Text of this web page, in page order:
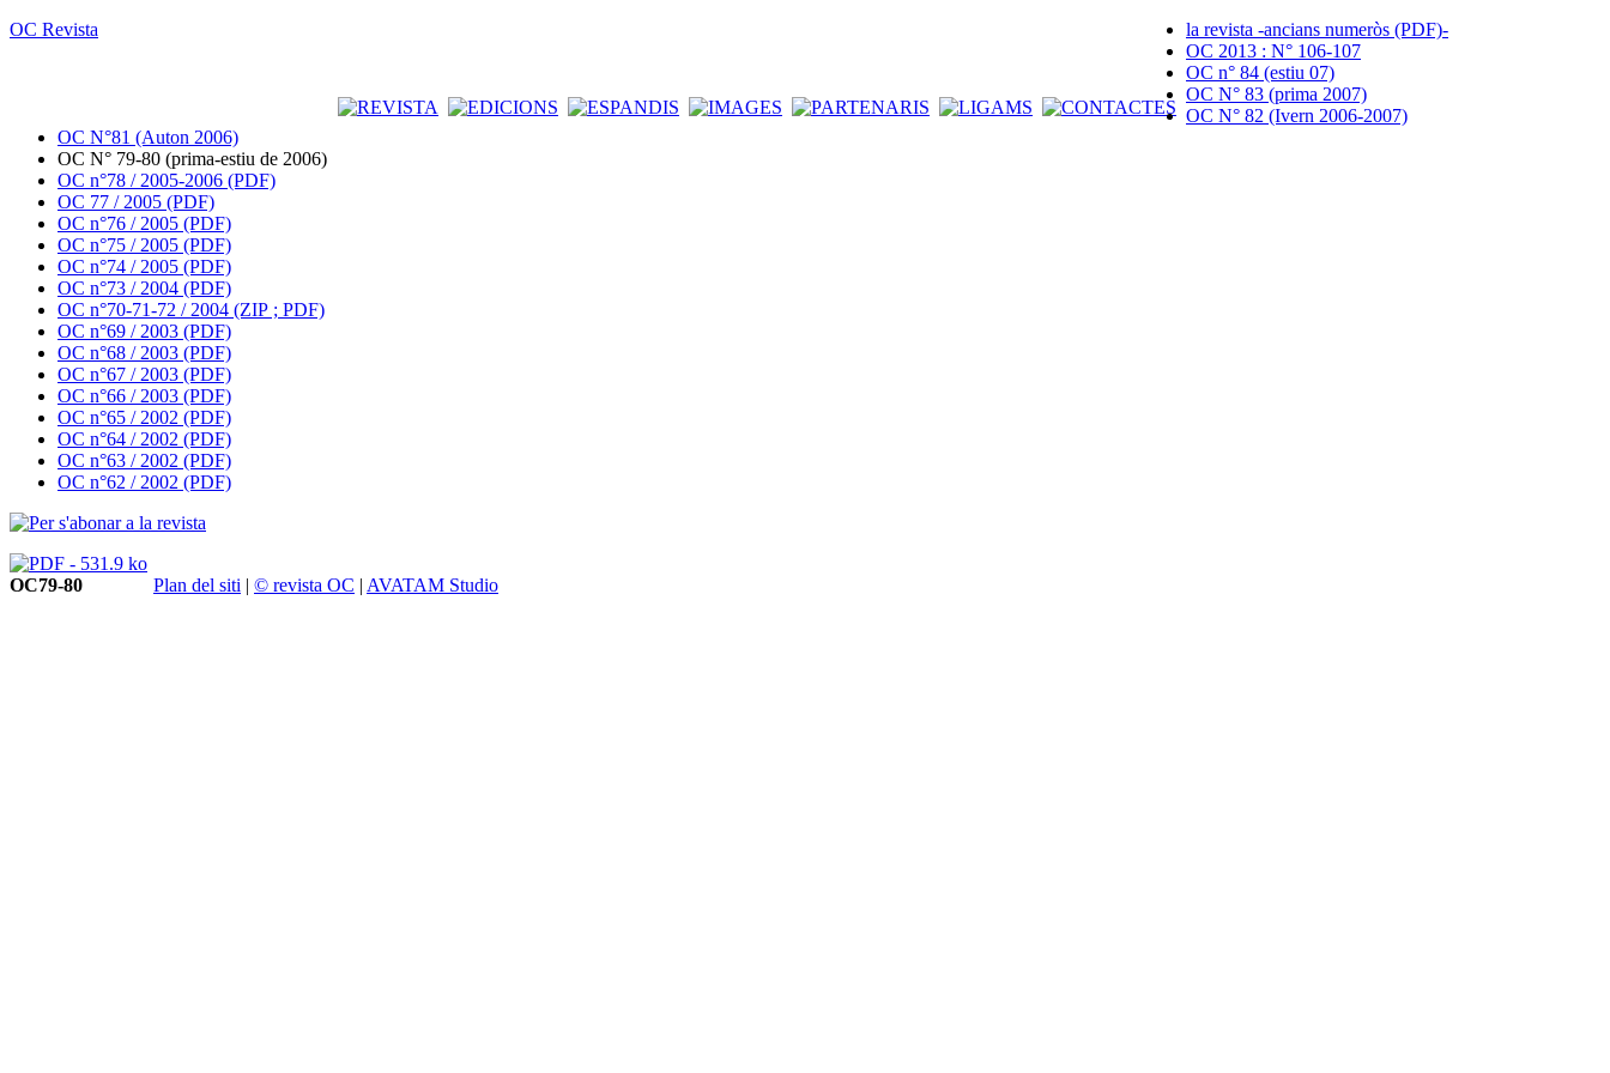
OC Revista
la revista -ancians numeròs (PDF)-
OC 2013 : N° 106-107
OC n° 84 (estiu 07)
OC N° 83 (prima 2007)
OC N° 82 (Ivern 2006-2007)
OC N°81 (Auton 2006)
OC N° 79-80 (prima-estiu de 2006)
OC n°78 / 2005-2006 (PDF)
OC 77 / 2005 (PDF)
OC n°76 / 2005 (PDF)
OC n°75 / 2005 (PDF)
OC n°74 / 2005 (PDF)
OC n°73 / 2004 (PDF)
OC n°70-71-72 / 2004 (ZIP ; PDF)
OC n°69 / 2003 (PDF)
OC n°68 / 2003 (PDF)
OC n°67 / 2003 (PDF)
OC n°66 / 2003 (PDF)
OC n°65 / 2002 (PDF)
OC n°64 / 2002 (PDF)
OC n°63 / 2002 (PDF)
OC n°62 / 2002 (PDF)
OC79-80 Plan del siti | © revista OC | AVATAM Studio